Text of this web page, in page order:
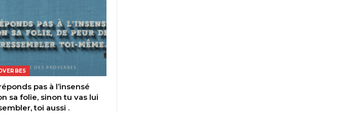
pas à l’insensé
sa folie, sinon tu vas lui
toi aussi .